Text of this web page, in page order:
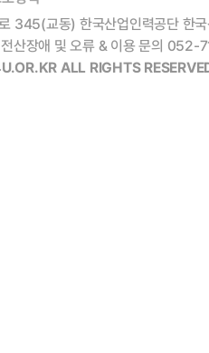
345(교동) 한국산업인력공단 한국
장애 및 오류 & 이용 문의
ALL RIGHTS